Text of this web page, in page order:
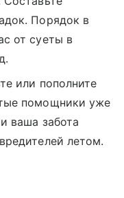
Порядок в
от суеты в
или пополните
помощники уже
ваша забота
летом.